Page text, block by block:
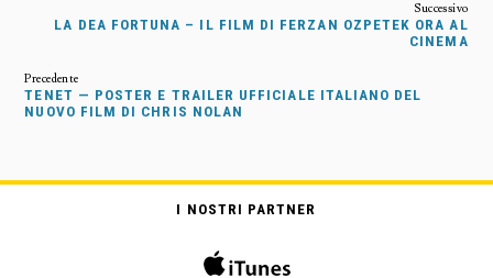
LA DEA FORTUNA – IL FILM DI FERZAN OZPETEK ORA AL
CINEMA
TENET — POSTER E TRAILER UFFICIALE ITALIANO DEL
NUOVO FILM DI CHRIS NOLAN
I NOSTRI PARTNER